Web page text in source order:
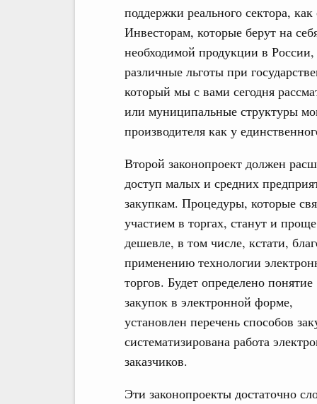
поддержки реального сектора,
Инвесторам, которые берут на
необходимой продукции в России,
различные льготы при
который мы с вами сегодня
или муниципальные структуры
производителя как у
Второй законопроект должен
доступ малых и средних
закупкам. Процедуры, которые
участием в торгах, станут и
дешевле, в том числе, кстати,
применению технологии
торгов. Будет определено понятие
закупок в электронной форме,
установлен перечень способов
систематизирована работа
заказчиков.
Эти законопроекты достаточно